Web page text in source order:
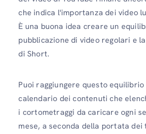
che indica l'importanza dei video
È una buona idea creare un
pubblicazione di video regolari e
di Short.
Puoi raggiungere questo
calendario dei contenuti che
i cortometraggi da caricare ogni
mese, a seconda della portata